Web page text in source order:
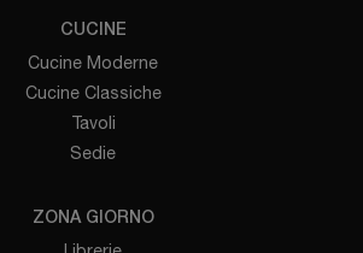
CUCINE
Cucine Moderne
Cucine Classiche
Tavoli
Sedie
ZONA GIORNO